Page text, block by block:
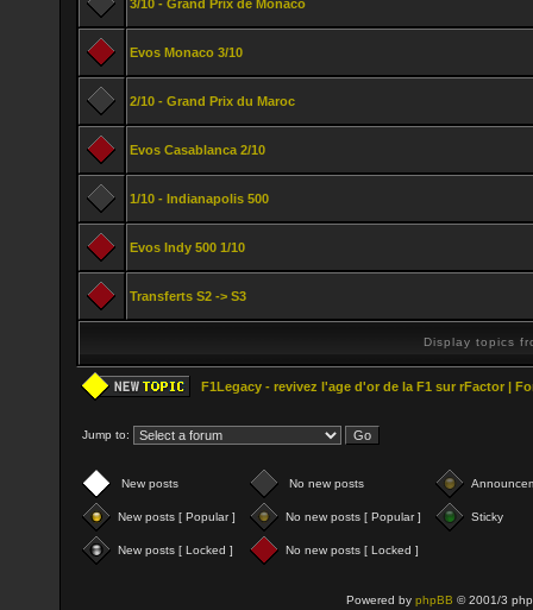
3/10 - Grand Prix de Monaco
Evos Monaco 3/10
2/10 - Grand Prix du Maroc
Evos Casablanca 2/10
1/10 - Indianapolis 500
Evos Indy 500 1/10
Transferts S2 -> S3
Display topics
F1Legacy - revivez l'age d'or de la F1 sur rFactor |
Jump to:
New posts No new posts
New posts [ Popular ] No new posts [ Popular ] Sticky
New posts [ Locked ] No new posts [ Locked ]
Powered by phpBB © 2001/3